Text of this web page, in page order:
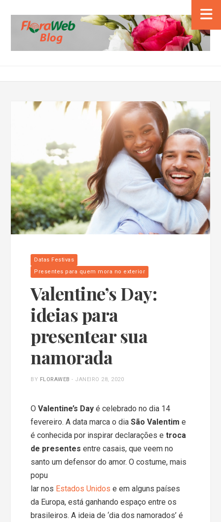
Datas Festivas
Presentes para quem mora no exterior
Valentine’s Day:
ideias para
presentear sua
namorada
BY FLORAWEB - JANEIRO 28, 2020
OValentine’s Day é celebrado no dia 14
fevereiro. A data marca o diaSão Valentim e
é conhecida por inspirar declarações e troca
de presentes entre casais, que veem no
santo um defensor do amor. O costume, mais
popu
lar nos Estados Unidos e em alguns países
da Europa, está ganhando espaço entre os
brasileiros. A ideia de ‘dia dos namorados’ é